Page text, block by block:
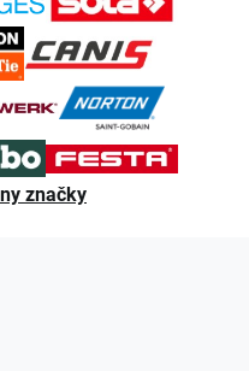
značky